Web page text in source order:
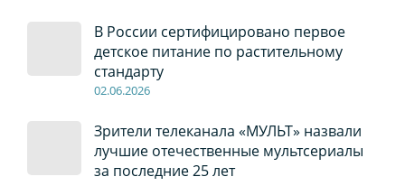
В России сертифицировано первое
детское питание по растительному
стандарту
02.06.2026
Зрители телеканала «МУЛЬТ» назвали
лучшие отечественные мультсериалы
за последние 25 лет